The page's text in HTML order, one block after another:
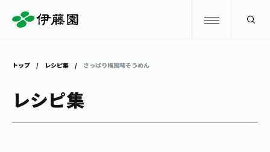
トップ レシピ集 さっぱり梅風味そうめん
レシピ集